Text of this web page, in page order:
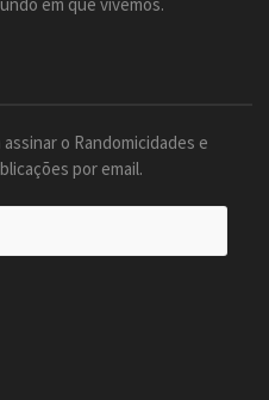
o Randomicidades e
por email.